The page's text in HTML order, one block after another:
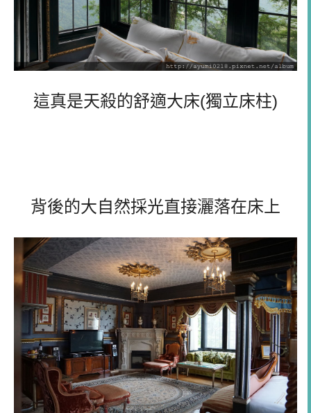
這真是天殺的舒適大床(獨立床柱)
背後的大自然採光直接灑落在床上